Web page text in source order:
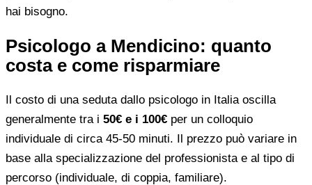
hai bisogno.
Psicologo a Mendicino: quanto
costa e come risparmiare
Il costo di una seduta dallo psicologo in Italia oscilla
generalmente tra i 50€ e i 100€ per un colloquio
individuale di circa 45-50 minuti. Il prezzo può variare in
base alla specializzazione del professionista e al tipo di
percorso (individuale, di coppia, familiare).